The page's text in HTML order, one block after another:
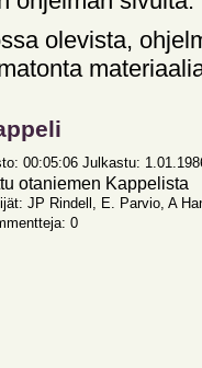
olevista,
00:05:06 Julkastu:
otaniemen Kappelista
JP Rindell, E. Parvio, A
0